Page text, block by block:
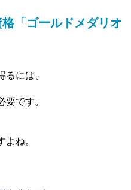
「ゴールドメダリオ
には、
要です。
ね。